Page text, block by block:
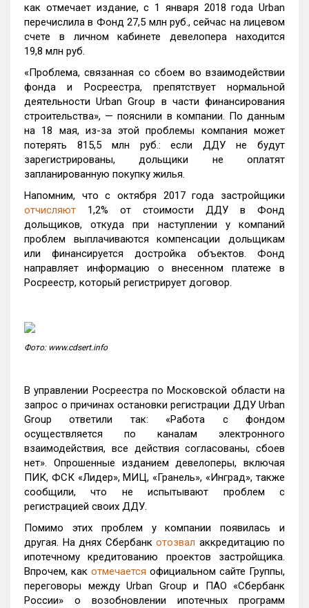
как отмечает издание, с 1 января 2018 года Urban
перечислила в Фонд 27,5 млн руб., сейчас на лицевом
счете в личном кабинете девелопера находится
19,8 млн руб.
«Проблема, связанная со сбоем во взаимодействии
фонда и Росреестра, препятствует нормальной
деятельности Urban Group в части финансирования
строительства», — пояснили в компании. По данным
на 18 мая, из-за этой проблемы компания может
потерять 815,5 млн руб.: если ДДУ не будут
зарегистрированы, дольщики не оплатят
запланированную покупку жилья.
Напомним, что с октября 2017 года застройщики
отчисляют 1,2% от стоимости ДДУ в Фонд
дольщиков, откуда при наступлении у компаний
проблем выплачиваются компенсации дольщикам
или финансируется достройка объектов. Фонд
направляет информацию о внесенном платеже в
Росреестр, который регистрирует договор.
Фото: www.cdsert.info
В управлении Росреестра по Московской области на
запрос о причинах остановки регистрации ДДУ Urban
Group ответили так: «Работа с фондом
осуществляется по каналам электронного
взаимодействия, все действия согласованы, сбоев
нет». Опрошенные изданием девелоперы, включая
ПИК, ФСК «Лидер», МИЦ, «Гранель», «Инград», также
сообщили, что не испытывают проблем с
регистрацией своих ДДУ.
Помимо этих проблем у компании появилась и
другая. На днях Сбербанк отозвал аккредитацию по
ипотечному кредитованию проектов застройщика.
Впрочем, как отмечается официальном сайте Группы,
переговоры между Urban Group и ПАО «Сбербанк
России» о возобновлении ипотечных программ